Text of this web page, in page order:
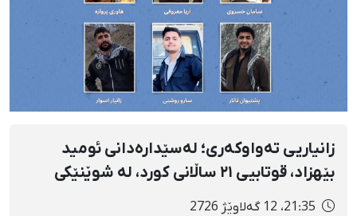
زانیاریی تەواوکەری؛ لەسێدارەدانی ئومید
بێهزاد، قوتابیی ۲۱ ساڵانی کورد، لە شوێنێکی
نادیار و بێسەروشوێنکردنی زۆرەملێی
21:35، 12 گەلاوێژ 2726